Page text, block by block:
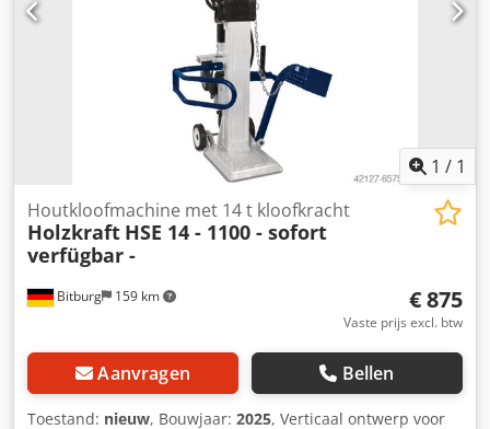
1 / 1
Bitburg 159 km
Houtkloofmachine met 14 t kloofkracht
Holzkraft HSE 14 - 1100 - sofort
verfügbar -
€ 875
Vaste prijs excl. btw
Aanvragen Bellen
Toestand: nieuw, Bouwjaar: 2025, Verticaal ontwerp voor